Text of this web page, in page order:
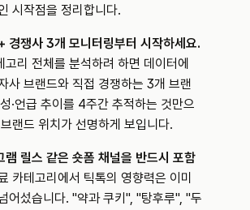
시작점을 정리합니다.
경쟁사 3개 모니터링부터 시작하세요.
고리 전체를 분석하려 하면 데이터에
사 브랜드와 직접 경쟁하는 3개 브랜
·언급 추이를 4주간 추적하는 것만으
랜드 위치가 선명하게 보입니다.
램 릴스 같은 숏폼 채널을 반드시 포함
카테고리에서 틱톡의 영향력은 이미
어섰습니다. "약과 쿠키", "탕후루", "두